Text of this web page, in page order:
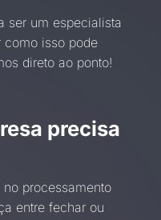
ser um especialista
como isso pode
direto ao ponto!
precisa
processamento
entre fechar ou